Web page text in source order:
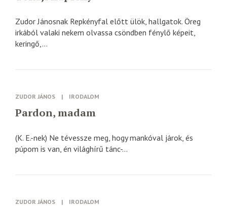
Zudor Jánosnak Repkényfal előtt ülök, hallgatok. Öreg
irkából valaki nekem olvassa csöndben fénylő képeit,
keringő,...
ZUDOR JÁNOS | IRODALOM
Pardon, madam
(K. E.-nek) Ne tévessze meg, hogy mankóval járok, és
púpom is van, én világhírű tánc-...
ZUDOR JÁNOS | IRODALOM